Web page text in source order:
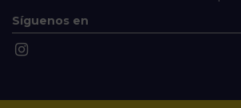
Síguenos en